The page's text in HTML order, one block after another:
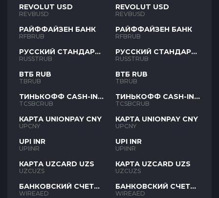
REVOLUT USD
REVBUSD
РАЙФФАЙЗЕН БАНК
RFBRUB
РУССКИЙ СТАНДАРТ
RUB
RUSSTRUB
ВТБ RUB
TBRUB
ТИНЬКОФФ CASH-IN
RUB
TCSBCRUB
КАРТА UNIONPAY CNY
UPCNY
UPI INR
UPIINR
КАРТА UZCARD UZS
UZCUZS
БАНКОВСКИЙ СЧЕТ
AED
WIREAED
REVOLUT USD
REVBUSD
РАЙФФАЙЗЕН БАНК
RFBRUB
РУССКИЙ СТАНДАРТ
RUB
RUSSTRUB
ВТБ RUB
TBRUB
ТИНЬКОФФ CASH-IN
RUB
TCSBCRUB
КАРТА UNIONPAY CNY
UPCNY
UPI INR
UPIINR
КАРТА UZCARD UZS
UZCUZS
БАНКОВСКИЙ СЧЕТ
AED
WIREAED